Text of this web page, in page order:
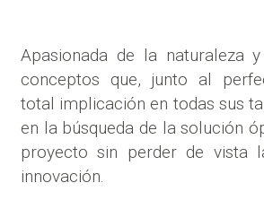
Apasionada de la naturaleza
conceptos que, junto al
total implicación en todas sus
en la búsqueda de la solución
proyecto sin perder de vista
innovación.